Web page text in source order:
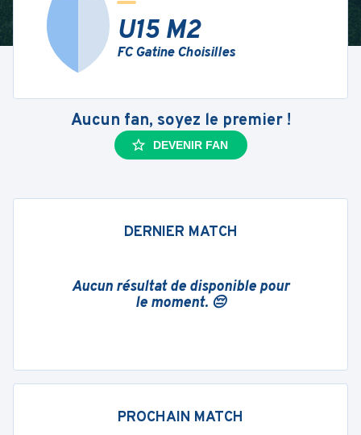
U15 M2
FC Gatine Choisilles
Aucun fan, soyez le premier !
DEVENIR FAN
DERNIER MATCH
Aucun résultat de disponible pour
le moment. 😔
PROCHAIN MATCH